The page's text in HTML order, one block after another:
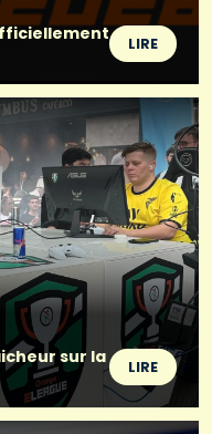
LIRE
sur la
LIRE